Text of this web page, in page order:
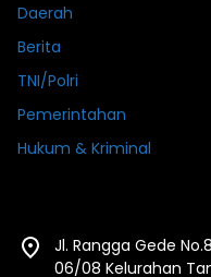
Daerah
Berita
TNI/Polri
Pemerintahan
Hukum & Kriminal
Jl. Rangga Gede
06/08 Kelurahan